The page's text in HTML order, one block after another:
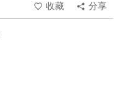
收藏
分享